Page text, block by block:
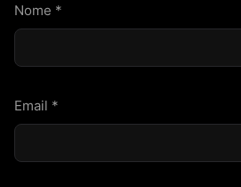
Nome *
Email *